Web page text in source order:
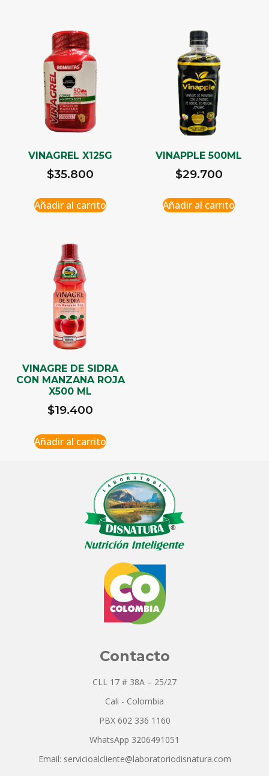
VINAGREL X125G
$35.800
Añadir al carrito
VINAPPLE 500ML
$29.700
Añadir al carrito
VINAGRE DE SIDRA
CON MANZANA ROJA
X500 ML
$19.400
Añadir al carrito
Contacto
CLL 17 # 38A – 25/27
Cali - Colombia
PBX 602 336 1160
WhatsApp 3206491051
Email: servicioalcliente@laboratoriodisnatura.com